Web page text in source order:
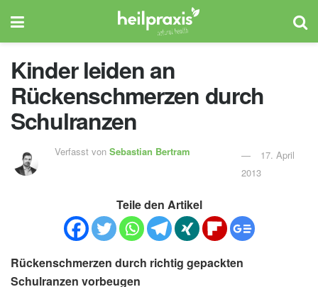
Kinder leiden an
Rückenschmerzen durch
Schulranzen
Verfasst vonSebastian Bertram
17. April
2013
Teile den Artikel
Rückenschmerzen durch richtig gepackten
Schulranzen vorbeugen